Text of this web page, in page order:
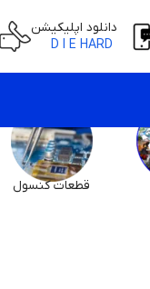
دانلود اپلیکیشن
قطعات کنسول